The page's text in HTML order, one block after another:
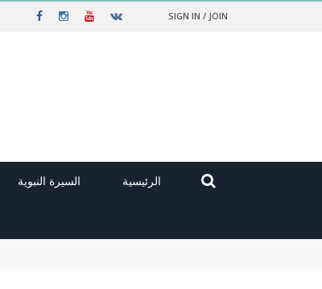
SIGN IN / JOIN
الرئيسية السيرة النبوية